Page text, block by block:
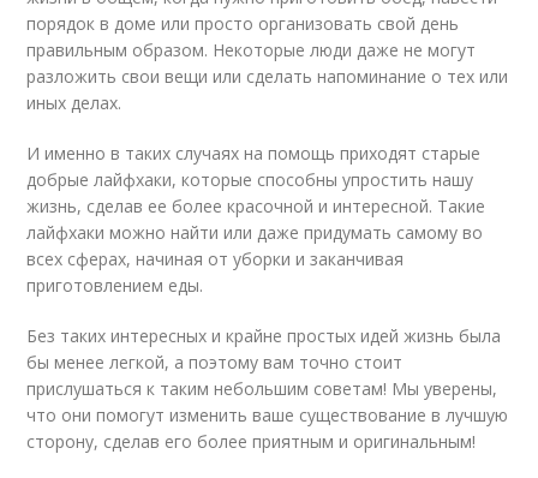
порядок в доме или просто организовать свой день
правильным образом. Некоторые люди даже не могут
разложить свои вещи или сделать напоминание о тех или
иных делах.
И именно в таких случаях на помощь приходят старые
добрые лайфхаки, которые способны упростить нашу
жизнь, сделав ее более красочной и интересной. Такие
лайфхаки можно найти или даже придумать самому во
всех сферах, начиная от уборки и заканчивая
приготовлением еды.
Без таких интересных и крайне простых идей жизнь была
бы менее легкой, а поэтому вам точно стоит
прислушаться к таким небольшим советам! Мы уверены,
что они помогут изменить ваше существование в лучшую
сторону, сделав его более приятным и оригинальным!